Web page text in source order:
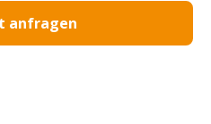
anfragen